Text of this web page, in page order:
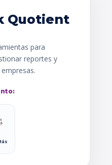
Quotient
para
reportes y